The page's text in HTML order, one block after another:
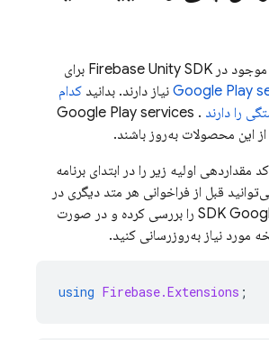
در Firebase Unity
SDK برای
Google Play نیاز دارند. بدانید کدام
را دارند .
Google Play services
از این محصولات به‌روز باشند.
مقداردهی اولیه زیر را در ابتدای برنامه
قبل از فراخوانی هر متد دیگری در
SDK را بررسی کرده و در صورت
مورد نیاز به‌روزرسانی کنید.
using Firebase.Extensions ;